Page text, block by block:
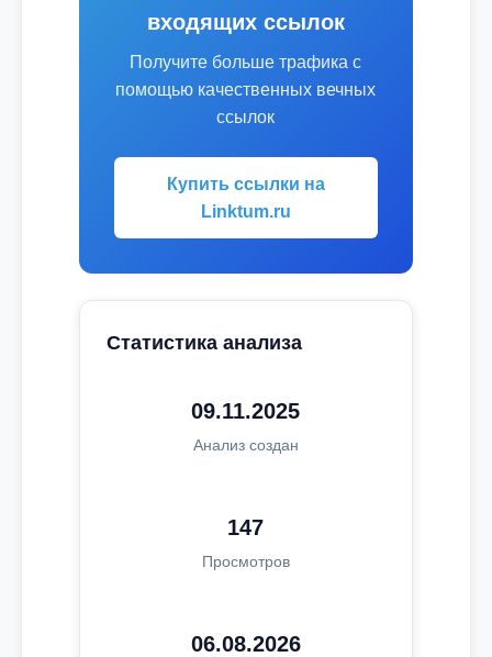
входящих ссылок
Получите больше трафика с
помощью качественных вечных
ссылок
Купить ссылки на
Linktum.ru
Статистика анализа
09.11.2025
Анализ создан
147
Просмотров
06.08.2026